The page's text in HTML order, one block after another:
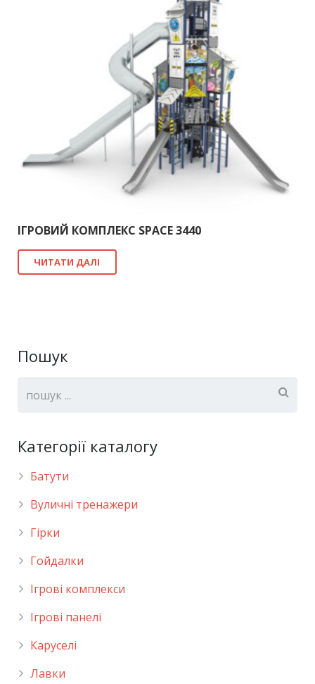
ІГРОВИЙ КОМПЛЕКС SPACE 3440
ЧИТАТИ ДАЛІ
Пошук
Категорії каталогу
Батути
Вуличні тренажери
Гірки
Гойдалки
Ігрові комплекси
Ігрові панелі
Каруселі
Лавки